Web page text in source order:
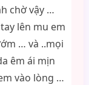
chờ vậy …
lên mu em
… và ..mọi
êm ái mịn
vào lòng …